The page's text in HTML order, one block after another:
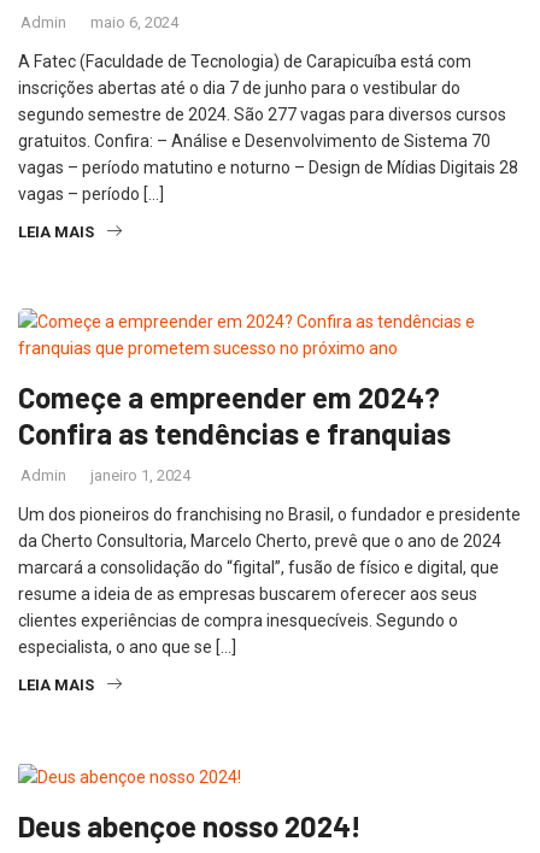
Admin maio 6, 2024
A Fatec (Faculdade de Tecnologia) de Carapicuíba está com
inscrições abertas até o dia 7 de junho para o vestibular do
segundo semestre de 2024. São 277 vagas para diversos cursos
gratuitos. Confira: – Análise e Desenvolvimento de Sistema 70
vagas – período matutino e noturno – Design de Mídias Digitais 28
vagas – período […]
LEIA MAIS
Começe a empreender em 2024?
Confira as tendências e franquias
Admin janeiro 1, 2024
Um dos pioneiros do franchising no Brasil, o fundador e presidente
da Cherto Consultoria, Marcelo Cherto, prevê que o ano de 2024
marcará a consolidação do “figital”, fusão de físico e digital, que
resume a ideia de as empresas buscarem oferecer aos seus
clientes experiências de compra inesquecíveis. Segundo o
especialista, o ano que se […]
LEIA MAIS
Deus abençoe nosso 2024!